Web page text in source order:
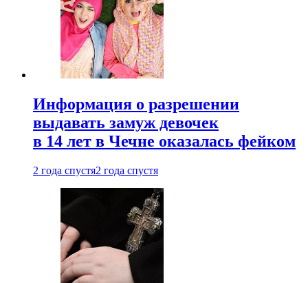
Информация о разрешении
выдавать замуж девочек
в 14 лет в Чечне оказалась фейком
2 года спустя2 года спустя